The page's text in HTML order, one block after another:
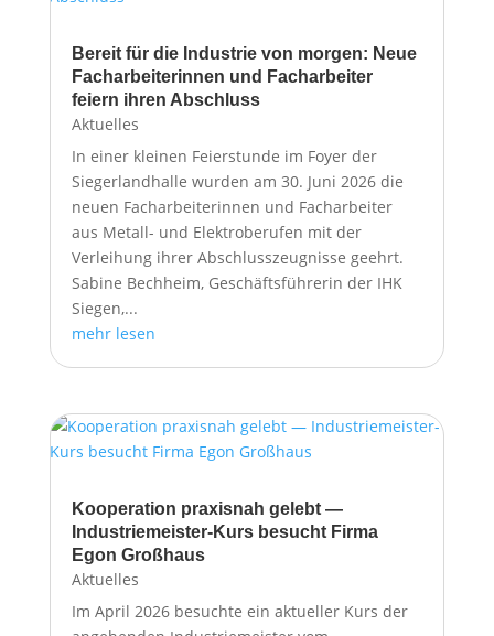
Bereit für die Industrie von morgen: Neue
Facharbeiterinnen und Facharbeiter
feiern ihren Abschluss
Aktuelles
In einer kleinen Feierstunde im Foyer der
Siegerlandhalle wurden am 30. Juni 2026 die
neuen Facharbeiterinnen und Facharbeiter
aus Metall- und Elektroberufen mit der
Verleihung ihrer Abschlusszeugnisse geehrt.
Sabine Bechheim, Geschäftsführerin der IHK
Siegen,...
mehr lesen
Kooperation praxisnah gelebt —
Industriemeister-Kurs besucht Firma
Egon Großhaus
Aktuelles
Im April 2026 besuchte ein aktueller Kurs der